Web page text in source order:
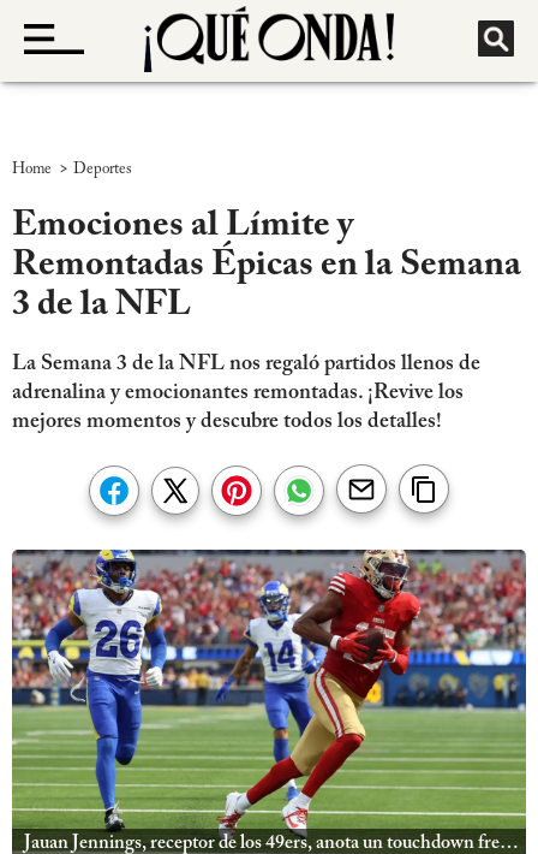
Home > Deportes
Emociones al Límite y
Remontadas Épicas en la Semana
3 de la NFL
La Semana 3 de la NFL nos regaló partidos llenos de
adrenalina y emocionantes remontadas. ¡Revive los
mejores momentos y descubre todos los detalles!
Jauan Jennings, receptor de los 49ers, anota un touchdown frente a Kamren Kinchens de los Rams